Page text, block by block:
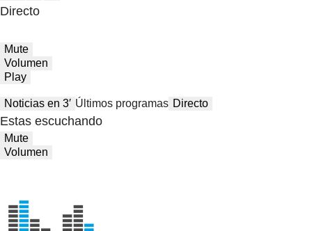
Directo
Mute
Volumen
Play
Noticias en 3′ Últimos programas Directo
Estas escuchando
Mute
Volumen